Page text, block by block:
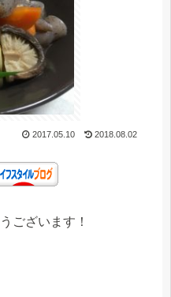
2017.05.10 2018.08.02
ございます！